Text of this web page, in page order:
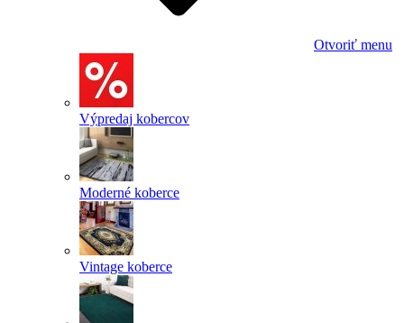
Otvoriť menu
Výpredaj kobercov
Moderné koberce
Vintage koberce